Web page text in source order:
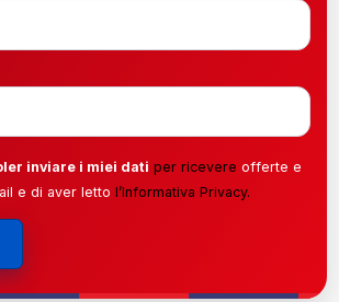
inviare i miei dati per ricevere offerte e
e di aver letto l’Informativa Privacy.